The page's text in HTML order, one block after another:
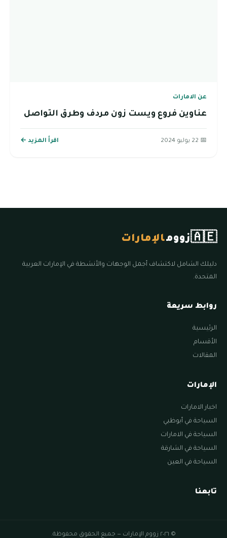
عن الامارات
عناوين فروع ويست زون مردف وطرق التواصل
📅 22 يوليو 2024 اقرأ المزيد ←
🇦🇪زوومالإمارات
دليلك الشامل لاكتشاف أجمل الوجهات والأنشطة في الإمارات العربية
المتحدة.
روابط سريعة
الرئيسية
الأقسام
المقالات
الإمارات
اخبار الامارات
السياحة في أبوظبي
السياحة في الامارات
السياحة في الشارقة
السياحة في العين
تابعنا
© ٢٠٢٦ زووم الإمارات — جميع الحقوق محفوظة.